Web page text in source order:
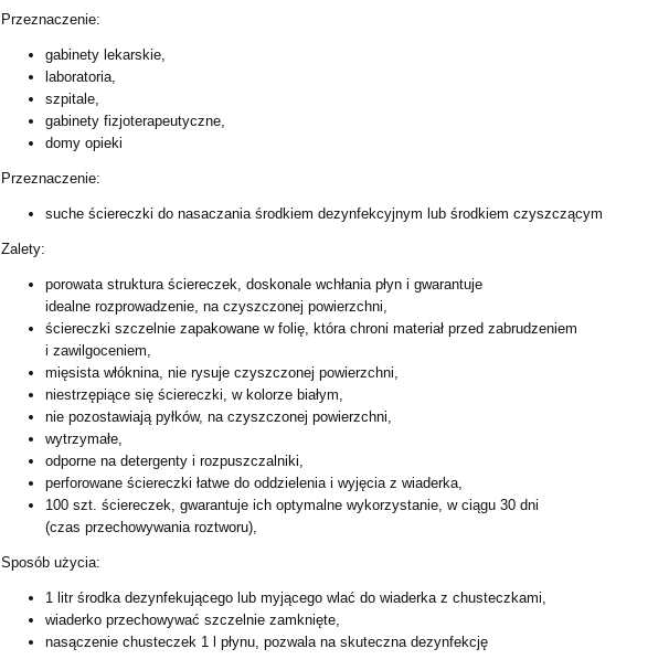
Przeznaczenie:
gabinety lekarskie,
laboratoria,
szpitale,
gabinety fizjoterapeutyczne,
domy opieki
Przeznaczenie:
suche ściereczki do nasaczania środkiem dezynfekcyjnym lub środkiemczyszczącym
Zalety:
porowata struktura ściereczek, doskonale wchłania płyn i gwarantuje
idealnerozprowadzenie, na czyszczonej powierzchni,
ściereczki szczelnie zapakowane w folię, która chroni materiał przed zabrudzeniem
izawilgoceniem,
mięsista włóknina, nie rysuje czyszczonej powierzchni,
niestrzępiące się ściereczki, w kolorze białym,
nie pozostawiają pyłków, na czyszczonej powierzchni,
wytrzymałe,
odporne na detergenty i rozpuszczalniki,
perforowane ściereczki łatwe do oddzielenia i wyjęcia z wiaderka,
100 szt. ściereczek, gwarantuje ich optymalne wykorzystanie, w ciągu 30 dni
(czasprzechowywania roztworu),
Sposób użycia:
1 litr środka dezynfekującego lub myjącego wlać do wiaderka z chusteczkami,
wiaderko przechowywać szczelnie zamknięte,
nasączenie chusteczek 1 l płynu, pozwala na skuteczna dezynfekcję